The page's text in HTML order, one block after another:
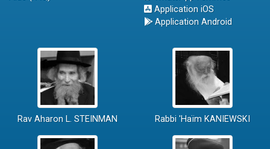
Application iOS
Application Android
Rav Aharon L. STEINMAN Rabbi 'Haïm KANIEWSKI